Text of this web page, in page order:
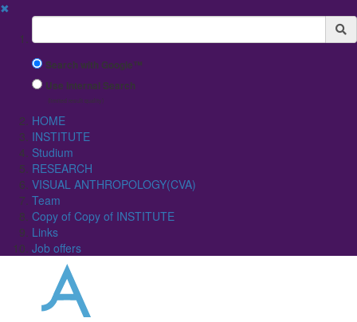
✖
Suchbegriff
Search with Google™
Use Internal Search
(limited result quality)
HOME
INSTITUTE
Studium
RESEARCH
VISUAL ANTHROPOLOGY(CVA)
Team
Copy of Copy of INSTITUTE
Links
Job offers